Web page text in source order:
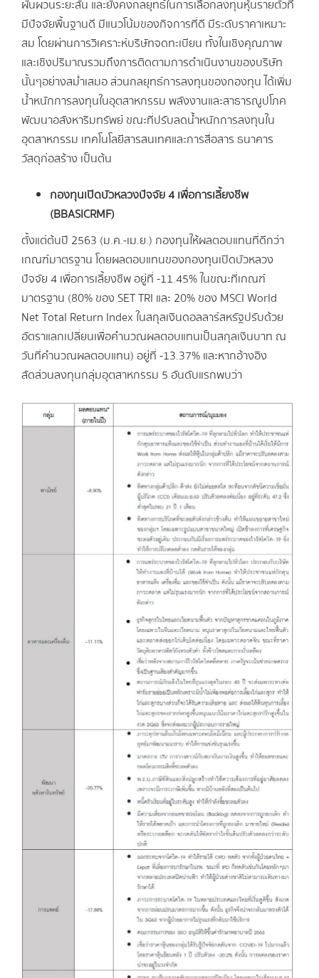
ผันผวนระยะสั้น และยังคงกลยุทธ์ในการเลือกลงทุนหุ้นรายตัวที่
มีปัจจัยพื้นฐานดี มีแนวโน้มของกิจการที่ดี มีระดับราคาเหมาะ
สม โดยผ่านการวิเคราะห์บริษัทจดทะเบียน ทั้งในเชิงคุณภาพ
และเชิงปริมาณรวมถึงการติดตามการดำเนินงานของบริษัท
นั้นๆอย่างสม่ำเสมอ ส่วนกลยุทธ์การลงทุนของกองทุน ได้เพิ่ม
น้ำหนักการลงทุนในอุตสาหกรรม พลังงานและสาธารณูปโภค
พัฒนาอสังหาริมทรัพย์ ขณะที่ปรับลดน้ำหนักการลงทุนใน
อุตสาหกรรม เทคโนโลยีสารสนเทศและการสื่อสาร ธนาคาร
วัสดุก่อสร้าง เป็นต้น
กองทุนเปิดบัวหลวงปัจจัย 4 เพื่อการเลี้ยงชีพ
(BBASICRMF)
ตั้งแต่ต้นปี 2563 (ม.ค.-เม.ย.) กองทุนให้ผลตอบแทนที่ดีกว่า
เกณฑ์มาตรฐาน โดยผลตอบแทนของกองทุนเปิดบัวหลวง
ปัจจัย 4 เพื่อการเลี้ยงชีพ อยู่ที่ -11.45% ในขณะที่เกณฑ์
มาตรฐาน (80% ของ SET TRI และ 20% ของ MSCI World
Net Total Return Index ในสกุลเงินดอลลาร์สหรัฐปรับด้วย
อัตราแลกเปลี่ยนเพื่อคำนวณผลตอบแทนเป็นสกุลเงินบาท ณ
วันที่คำนวณผลตอบแทน) อยู่ที่ -13.37% และหากอ้างอิง
สัดส่วนลงทุนกลุ่มอุตสาหกรรม 5 อันดับแรกพบว่า